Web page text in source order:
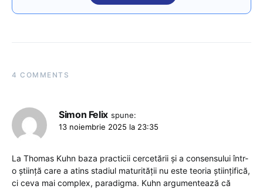
4 COMMENTS
Simon Felix spune:
13 noiembrie 2025 la 23:35
La Thomas Kuhn baza practicii cercetării și a consensului într-
o știință care a atins stadiul maturității nu este teoria științifică,
ci ceva mai complex, paradigma. Kuhn argumentează că